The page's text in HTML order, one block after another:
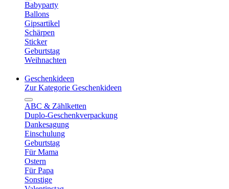
Babyparty
Ballons
Gipsartikel
Schärpen
Sticker
Geburtstag
Weihnachten
Geschenkideen
Zur Kategorie Geschenkideen
ABC & Zählketten
Duplo-Geschenkverpackung
Dankesagung
Einschulung
Geburtstag
Für Mama
Ostern
Für Papa
Sonstige